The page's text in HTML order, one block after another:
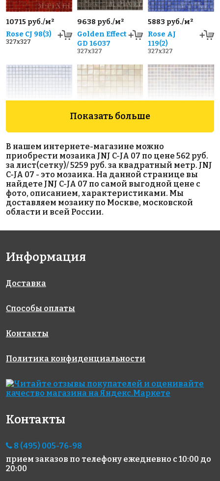
10715 руб./м²
Rose CJ 98(3)
327x327
9638 руб./м²
Golden Effect
GD 16037
327x327
5883 руб./м²
Rose AJ
119(2)
327x327
Rose AJ 17(1)
327x327
JNJ IB 58
327x327
Rose WJ 42
327x327
7231 руб./м²
Rose AJ 66(2)
Rose WMJ 16
9638 руб./м²
GD 16150
327x327
7321 руб./м²
Показать больше
В нашем интернете-магазине можно
приобрести мозаика JNJ C-JA 07 по цене 562 руб.
за лист(сетку)/ 5259 руб. за квадратный метр. JNJ
C-JA 07 - это мозаика. На данной странице вы
найдете JNJ C-JA 07 по самой выгодной цене с
фото, описанием, характеристиками. Мы
доставляем мозаику по Москве, московской
области и всей России.
Информация
Доставка
Способы оплаты
Контакты
Политика конфиденциальности
Контакты
8 (495) 005-76-98
прием заказов по телефону ежедневно с 10:00 до
20:00